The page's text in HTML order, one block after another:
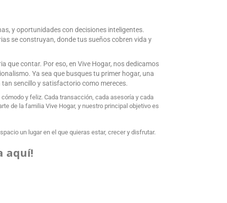
y oportunidades con decisiones inteligentes.
se construyan, donde tus sueños cobren vida y
que contar. Por eso, en Vive Hogar, nos dedicamos
Ya sea que busques tu primer hogar, una
sencillo y satisfactorio como mereces.
y feliz. Cada transacción, cada asesoría y cada
de la familia Vive Hogar, y nuestro principal objetivo es
un lugar en el que quieras estar, crecer y disfrutar.
aquí!